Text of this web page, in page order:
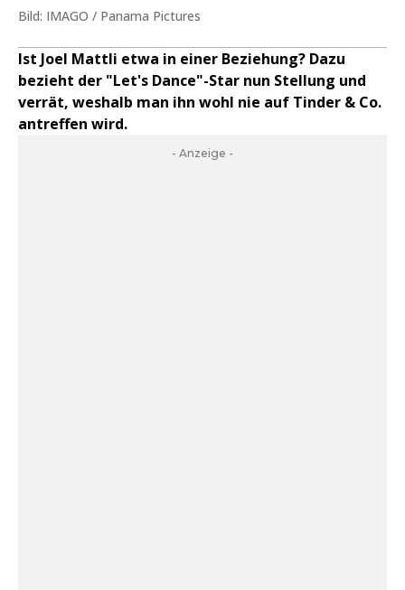
Bild: IMAGO / Panama Pictures
Ist Joel Mattli etwa in einer Beziehung? Dazu
bezieht der "Let's Dance"-Star nun Stellung und
verrät, weshalb man ihn wohl nie auf Tinder & Co.
antreffen wird.
- Anzeige -